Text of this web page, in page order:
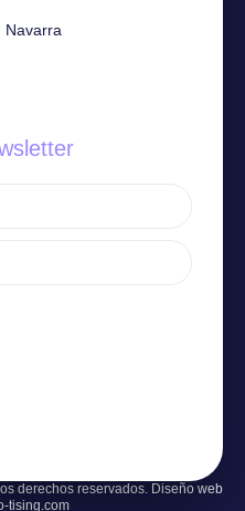
Navarra
derechos reservados. Diseño web
tising.com